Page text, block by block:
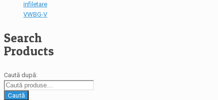
infiletare
VWBG-V
Search
Products
Caută după:
Caută